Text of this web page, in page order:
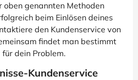
oben genannten Methoden
beim Einlösen deines
den Kundenservice von
findet man bestimmt
für dein Problem.
Kundenservice